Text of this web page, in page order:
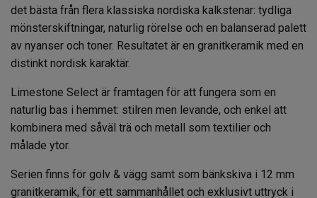
det bästa från flera klassiska nordiska kalkstenar: tydliga
mönsterskiftningar, naturlig rörelse och en balanserad palett
av nyanser och toner. Resultatet är en granitkeramik med en
distinkt nordisk karaktär.
Limestone Select är framtagen för att fungera som en
naturlig bas i hemmet: stilren men levande, och enkel att
kombinera med såväl trä och metall som textilier och
målade ytor.
Serien finns för golv & vägg samt som bänkskiva i 12 mm
granitkeramik, för ett sammanhållet och exklusivt uttryck i